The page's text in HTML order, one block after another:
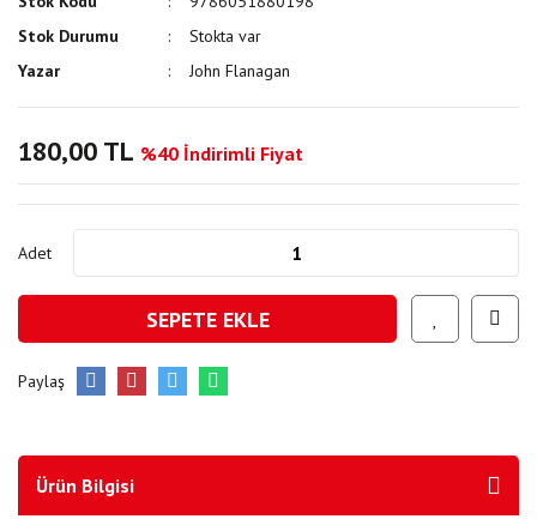
Stok Durumu
Stokta var
Yazar
John Flanagan
180,00 TL %40 İndirimli Fiyat
Adet
SEPETE EKLE
Paylaş
Ürün Bilgisi